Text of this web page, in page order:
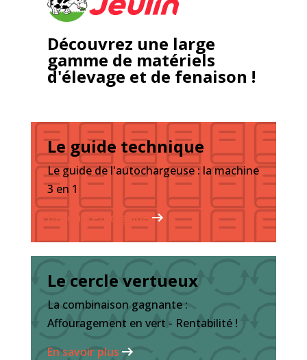
Découvrez une large
gamme de matériels
d'élevage et de fenaison !
Le guide technique
Le guide de l'autochargeuse : la machine
3 en 1
Découvrez le guide
Le cercle vertueux
La combinaison gagnante :
Affouragement en vert - Rentabilité !
En savoir plus